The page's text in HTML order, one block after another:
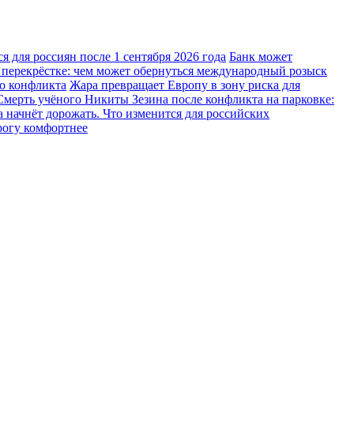
россиян после 1 сентября 2026 года Банк может
чем может обернуться международный розыск
конфликта Жара превращает Европу в зону риска для
учёного Никиты Зезина после конфликта на парковке:
дорожать. Что изменится для российских
комфортнее